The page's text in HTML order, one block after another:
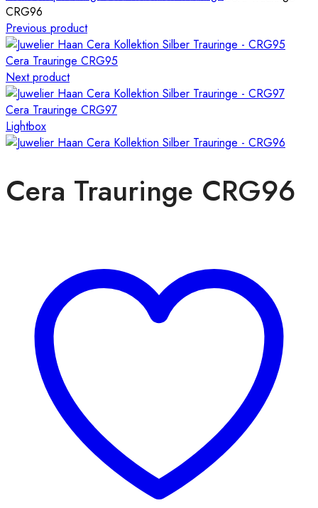
CRG96
Previous product
Cera Trauringe CRG95
Next product
Cera Trauringe CRG97
Lightbox
Cera Trauringe CRG96